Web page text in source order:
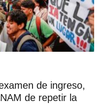
de ingreso,
de repetir la